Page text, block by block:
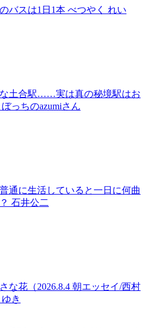
バスは1日1本 べつやく れい
な土合駅……実は真の秘境駅はお
ぼっちのazumiさん
通に生活していると一日に何曲
石井公二
な花（2026.8.4 朝エッセイ/西村
き